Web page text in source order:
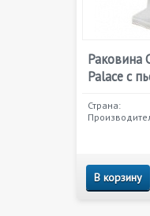
Раковина
Palace с
Страна:
В корзину